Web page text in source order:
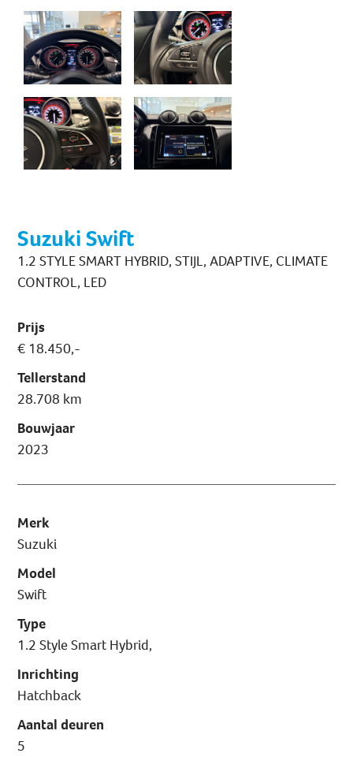
Suzuki Swift
1.2 STYLE SMART HYBRID, STIJL, ADAPTIVE, CLIMATE
CONTROL, LED
Prijs
€ 18.450,-
Tellerstand
28.708 km
Bouwjaar
2023
Merk
Suzuki
Model
Swift
Type
1.2 Style Smart Hybrid,
Inrichting
Hatchback
Aantal deuren
5